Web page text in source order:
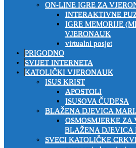
ON-LINE IGRE ZA
INTERAKTIVNE
IGRE MEMORIJE
VJERONAUK
virtualni posjet
PRIGODNO
SVIJET INTERNETA
KATOLIČKI VJERONAUK
ISUS KRIST
APOSTOLI
ISUSOVA ČUDESA
BLAŽENA DJEVICA
OSMOSMJERKE ZA
BLAŽENA DJEVICA
SVECI KATOLIČKE